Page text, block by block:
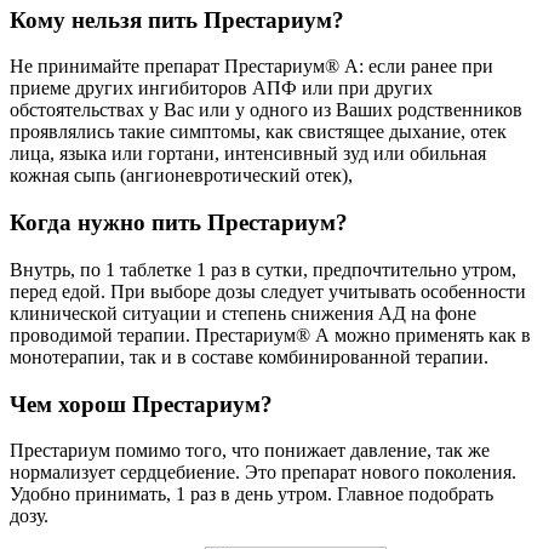
Кому нельзя пить Престариум?
Не принимайте препарат Престариум® А: если ранее при
приеме других ингибиторов АПФ или при других
обстоятельствах у Вас или у одного из Ваших родственников
проявлялись такие симптомы, как свистящее дыхание, отек
лица, языка или гортани, интенсивный зуд или обильная
кожная сыпь (ангионевротический отек),
Когда нужно пить Престариум?
Внутрь, по 1 таблетке 1 раз в сутки, предпочтительно утром,
перед едой. При выборе дозы следует учитывать особенности
клинической ситуации и степень снижения АД на фоне
проводимой терапии. Престариум® А можно применять как в
монотерапии, так и в составе комбинированной терапии.
Чем хорош Престариум?
Престариум помимо того, что понижает давление, так же
нормализует сердцебиение. Это препарат нового поколения.
Удобно принимать, 1 раз в день утром. Главное подобрать
дозу.